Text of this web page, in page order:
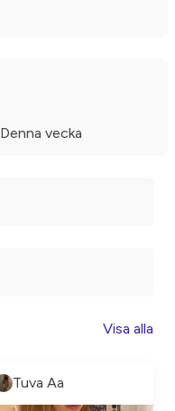
Denna vecka
Visa alla
Tuva Aa